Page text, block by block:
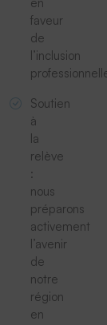
en
faveur
de
l’inclusion
Soutien
à
la
relève
:
nous
préparons
activement
l’avenir
de
notre
région
en